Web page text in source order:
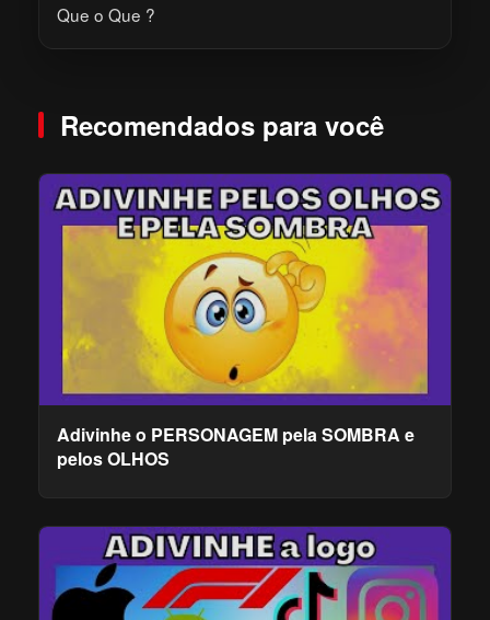
Que o Que ?
Recomendados para você
Adivinhe o PERSONAGEM pela SOMBRA e
pelos OLHOS